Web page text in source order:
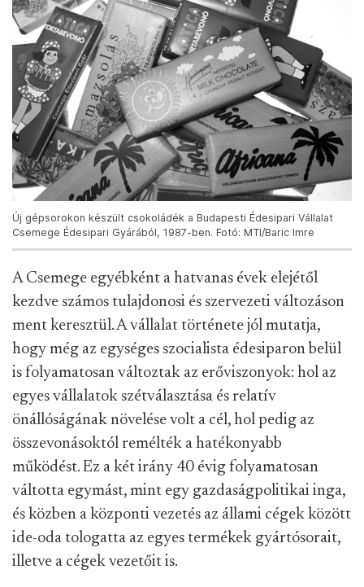
Konyakosmeggy desszertet csomagolnak a Csemege Édesipari
Gyár dolgozói, 1958-ban. Fotó: MTI/Jármai Béla
Zöld Antalék több próbálkozás után
Szabadszállásról toboroztak 80 dolgozót a
budapesti rágógumi gépsorhoz. Az alkalmazottak
kezdetben két műszakba ingáztak be a
Kiskunságból mindennap, idővel azonban a gépsor
leköltözött Szabadszállásra, ahol a kis üzem fő
profilja a rágógumi lett.
A golyórágó egyébként annyira kurrens termék
volt a rendszerváltás előtt, hogy informális módon
még azt is megtiltották, hogy a szocialista blokkba
exportálni lehessen. Annyira ment a termék
ugyanis, hogy nyugatnémet márkában kellett
minden exportbevételt megszerezni, a csehszlovák
koronát vagy a lengyel zlotyt a központi vezetés
érthető módon kevésbé preferálta volna. E
szocialista szempontból nem egészen bajtársias, de
üzletileg gyümölcsöző hozzáállás ma már teljesen
abszurdnak tűnő következménye az lett, hogy a
magyar gyártású rágógumit a német vevő